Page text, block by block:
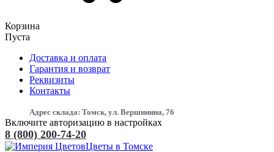
Корзина
Пуста
Доставка и оплата
Гарантия и возврат
Реквизиты
Контакты
Адрес склада: Томск, ул. Вершинина, 76
Включите авторизацию в настройках
8 (800) 200-74-20
Цветы в Томске